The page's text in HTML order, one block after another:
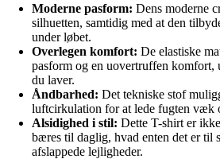
Moderne pasform: Dens moderne
silhuetten, samtidig med at den
under løbet.
Overlegen komfort: De elastiske
pasform og en uovertruffen
du laver.
Åndbarhed: Det tekniske stof
luftcirkulation for at lede fugten væk
Alsidighed i stil: Dette T-shirt er
bæres til daglig, hvad enten det er til
afslappede lejligheder.